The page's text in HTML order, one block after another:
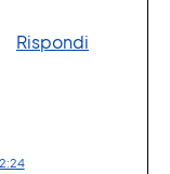
Rispondi